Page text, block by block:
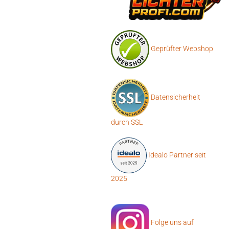
Geprüfter Webshop
Datensicherheit
durch SSL
Idealo Partner seit
2025
Folge uns auf